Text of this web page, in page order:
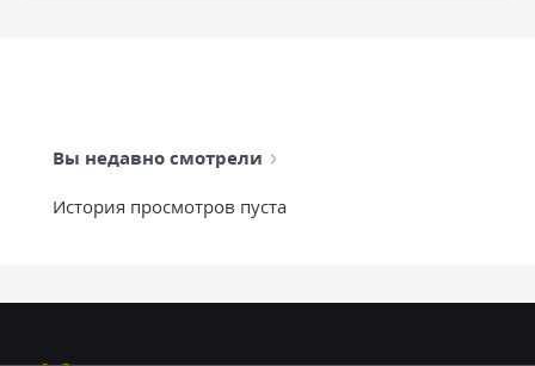
Вы недавно смотрели
История просмотров пуста